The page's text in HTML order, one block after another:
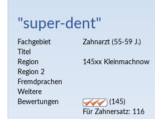
"super-dent"
Fachgebiet
Zahnarzt (55-59 J.)
Titel
Region
145xx Kleinmachnow
Region 2
Fremdprachen
Weitere
Bewertungen
(145)
Für Zahnersatz: 116